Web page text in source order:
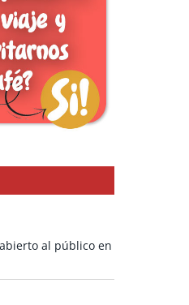
al público en